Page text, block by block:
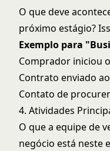
O que deve
próximo estágio?
Exemplo para
Comprador iniciou
Contrato enviado
Contato de
4. Atividades
O que a equipe de
negócio está neste